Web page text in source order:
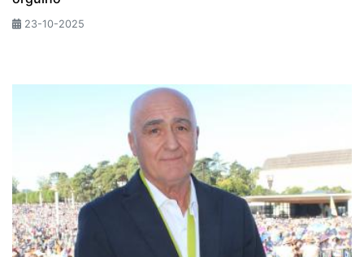
23-10-2025